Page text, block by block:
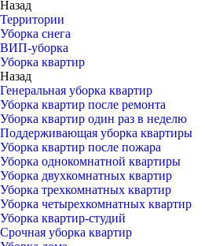
Назад
Территории
Уборка снега
ВИП-уборка
Уборка квартир
Назад
Генеральная уборка квартир
Уборка квартир после ремонта
Уборка квартир один раз в неделю
Поддерживающая уборка квартиры
Уборка квартир после пожара
Уборка однокомнатной квартиры
Уборка двухкомнатных квартир
Уборка трехкомнатных квартир
Уборка четырехкомнатных квартир
Уборка квартир-студий
Срочная уборка квартир